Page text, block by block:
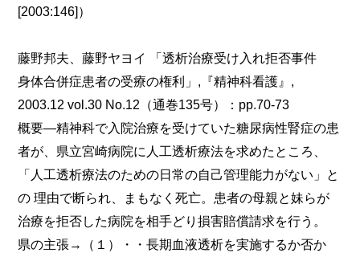
[2003:146]）
藤野邦夫、藤野ヤヨイ 「透析治療受け入れ拒否事件
身体合併症患者の受療の権利」,『精神科看護』,
2003.12 vol.30 No.12（通巻135号）：pp.70-73
概要―精神科で入院治療を受けていた糖尿病性腎症の患
者が、県立宮崎病院に人工透析療法を求めたところ、
「人工透析療法のための日常の自己管理能力がない」と
の 理由で断られ、まもなく死亡。患者の母親と妹らが
治療を拒否した病院を相手どり損害賠償請求を行う。
県の主張→（１）・・長期血液透析を実施するか否か